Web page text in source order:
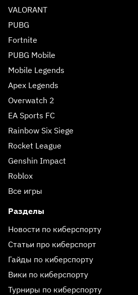
VALORANT
PUBG
Fortnite
PUBG Mobile
Mobile Legends
Apex Legends
Overwatch 2
EA Sports FC
Rainbow Six Siege
Rocket League
Genshin Impact
Roblox
Все игры
Разделы
Новости по киберспорту
Статьи про киберспорт
Гайды по киберспорту
Вики по киберспорту
Турниры по киберспорту